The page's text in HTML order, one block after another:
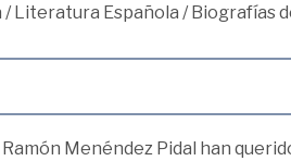
/ Literatura Española / Biografías
Ramón Menéndez Pidal han